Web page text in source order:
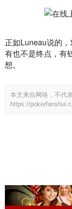
正如Luneau说的
有也不是终点，有
想。
本文来自网络，不代
https://